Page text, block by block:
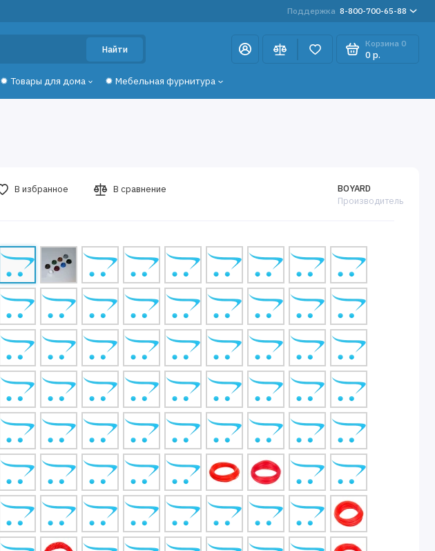
Поддержка 8-800-700-65-88
Найти
Корзина 0
0 р.
✹ Товары для дома ✹ Мебельная фурнитура
BOYARD
Производитель
В избранное В сравнение